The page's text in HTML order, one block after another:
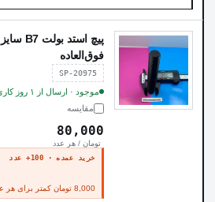
فوق‌العاده
SP-20975
موجود · ارسال از ۱ روز کاری
مقایسه
80,000
تومان / هر عدد
خرید عمده · 100+ عدد
8,000 تومان کمتر برای هر عدد